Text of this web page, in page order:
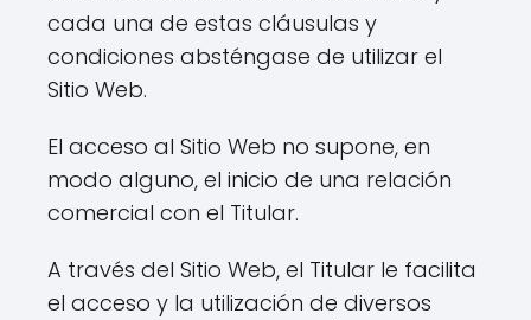
cada una de estas cláusulas y
condiciones absténgase de utilizar el
Sitio Web.
El acceso al Sitio Web no supone, en
modo alguno, el inicio de una relación
comercial con el Titular.
A través del Sitio Web, el Titular le facilita
el acceso y la utilización de diversos